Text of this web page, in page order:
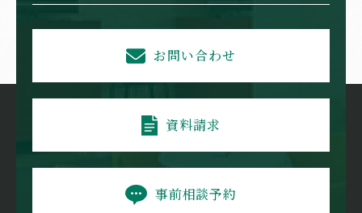
お問い合わせ
資料請求
事前相談予約